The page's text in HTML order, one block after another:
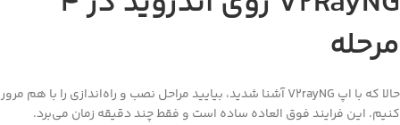
حالا که با اپ V2rayNG آشنا شدید، بیایید مراحل نصب و راه‌اندازی را با هم مرور
این فرایند فوق العاده ساده است و فقط چند دقیقه زمان می‌برد.